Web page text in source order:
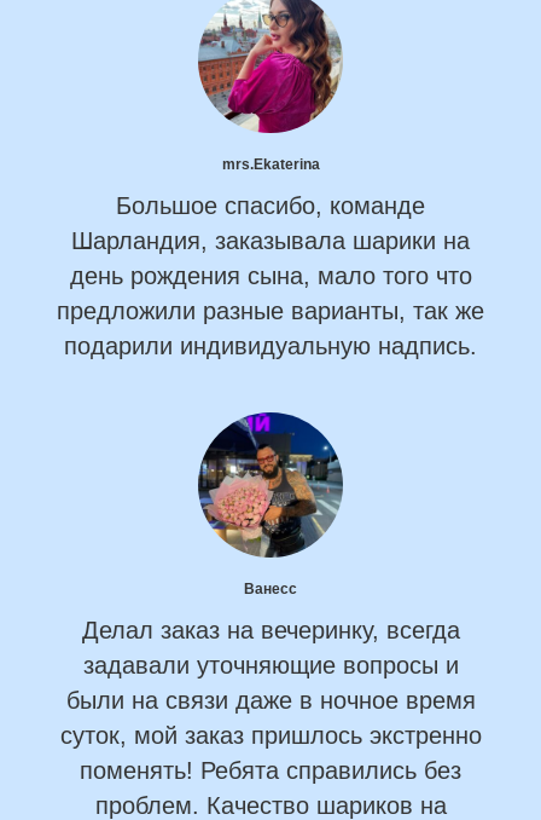
mrs.Ekaterina
Большое спасибо, команде
Шарландия, заказывала шарики на
день рождения сына, мало того что
предложили разные варианты, так же
подарили индивидуальную надпись.
Ванесс
Делал заказ на вечеринку, всегда
задавали уточняющие вопросы и
были на связи даже в ночное время
суток, мой заказ пришлось экстренно
поменять! Ребята справились без
проблем. Качество шариков на